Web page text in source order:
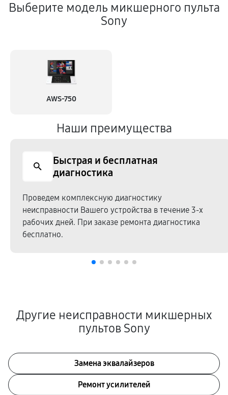
Выберите модель микшерного пульта
Sony
AWS-750
Наши преимущества
Быстрая и бесплатная
диагностика
Проведем комплексную диагностику
неисправности Вашего устройства в течение 3-х
рабочих дней. При заказе ремонта диагностика
бесплатно.
Другие неисправности микшерных
пультов Sony
Замена эквалайзеров
Ремонт усилителей